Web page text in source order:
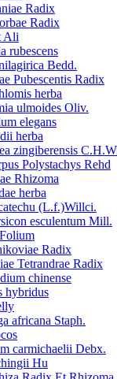
Radix
Radix
Ali
rubescens
Bedd.
Pubescentis Radix
herba
ulmoides Oliv.
elegans
herba
zingiberensis
Polystachys Rehd
Rhizoma
herba
(L.f.)Willci.
esculentum Mill.
Radix
Tetrandrae Radix
chinense
hybridus
africana Staph.
carmichaelii Debx.
Hu